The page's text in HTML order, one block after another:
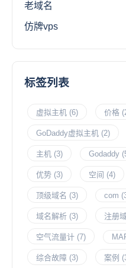
老域名
仿牌vps
标签列表
虚拟主机 (6) 价格
GoDaddy虚拟主机 (2)
主机 (3) Godaddy
优势 (3) 空间 (4)
顶级域名 (3) com
域名解析 (3) 注册
空气流量计 (7)
综合故障 (3) 案例